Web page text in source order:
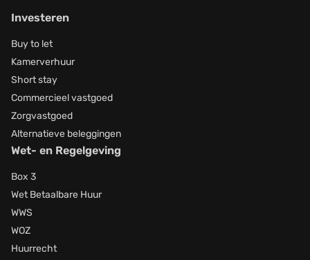
Investeren
Buy to let
Kamerverhuur
Short stay
Commercieel vastgoed
Zorgvastgoed
Alternatieve beleggingen
Wet- en Regelgeving
Box 3
Wet Betaalbare Huur
WWS
WOZ
Huurrecht